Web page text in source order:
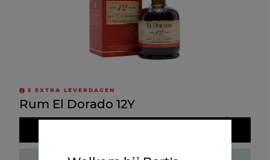
5 EXTRA LEVERDAGEN
Rum El Dorado 12Y